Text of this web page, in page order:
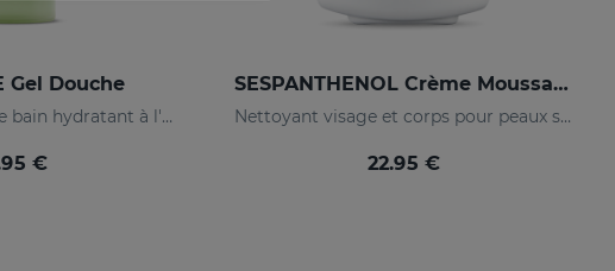
Gel Douche
Découvrez le gel de bain hydratant à l'aloe vera idéal pour toute la famille, même pour les peaux les plus sensibles et la peau immature des bébés
€
SESPANTHENOL Crème Moussante Sans Savon
Nettoyant visage et corps pour peaux sensibles ayant subi des agressions.
22.95 €